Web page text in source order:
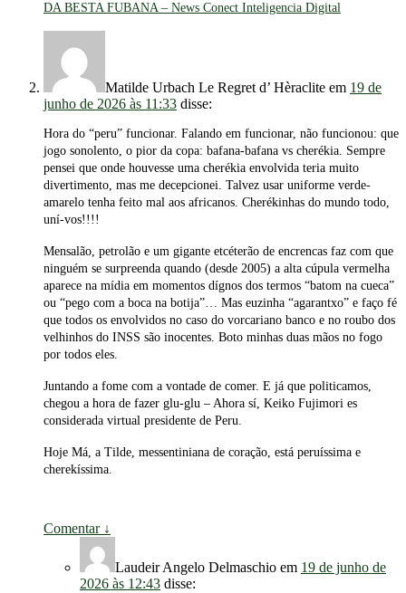
DA BESTA FUBANA – News Conect Inteligencia Digital
Matilde Urbach Le Regret d’ Hèraclite em 19 de
junho de 2026 às 11:33 disse:
Hora do “peru” funcionar. Falando em funcionar, não funcionou: que
jogo sonolento, o pior da copa: bafana-bafana vs cherékia. Sempre
pensei que onde houvesse uma cherékia envolvida teria muito
divertimento, mas me decepcionei. Talvez usar uniforme verde-
amarelo tenha feito mal aos africanos. Cherékinhas do mundo todo,
uní-vos!!!!
Mensalão, petrolão e um gigante etcéterão de encrencas faz com que
ninguém se surpreenda quando (desde 2005) a alta cúpula vermelha
aparece na mídia em momentos dígnos dos termos “batom na cueca”
ou “pego com a boca na botija”… Mas euzinha “agarantxo” e faço fé
que todos os envolvidos no caso do vorcariano banco e no roubo dos
velhinhos do INSS são inocentes. Boto minhas duas mãos no fogo
por todos eles.
Juntando a fome com a vontade de comer. E já que politicamos,
chegou a hora de fazer glu-glu – Ahora sí, Keiko Fujimori es
considerada virtual presidente de Peru.
Hoje Má, a Tilde, messentiniana de coração, está peruíssima e
cherekíssima.
Comentar ↓
Laudeir Angelo Delmaschio em 19 de junho de
2026 às 12:43 disse: